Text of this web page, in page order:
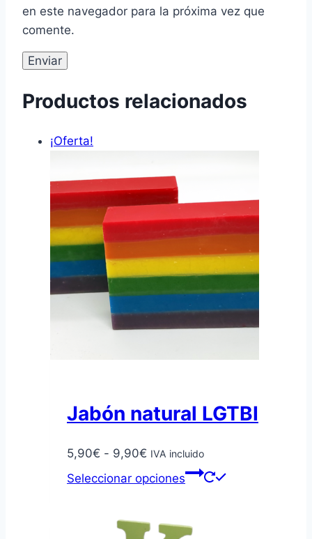
en este navegador para la próxima vez que
comente.
Productos relacionados
¡Oferta!
Jabón natural LGTBI
5,90€ - 9,90€ Rango
de
5,90€
IVA incluido
Seleccionar opciones
Este